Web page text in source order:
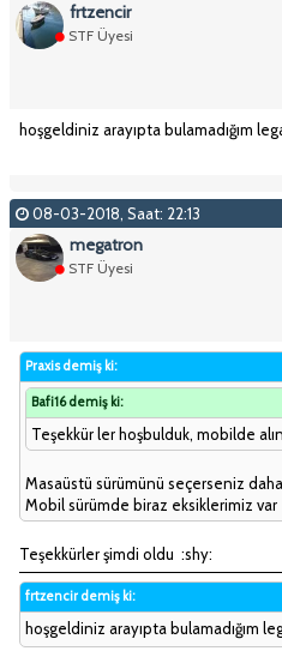
frtzencir
STF Üyesi
hoşgeldiniz arayıpta bulamadığım
08-03-2018, Saat: 22:13
megatron
STF Üyesi
Praxis demiş ki:
Bafi16 demiş ki:
Teşekkür ler hoşbulduk, mobilde
Masaüstü sürümünü seçerseniz daha
Mobil sürümde biraz eksiklerimiz var
Teşekkürler şimdi oldu :shy:
frtzencir demiş ki:
hoşgeldiniz arayıpta bulamadığım